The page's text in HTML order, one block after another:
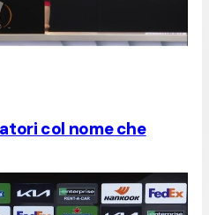
col nome che